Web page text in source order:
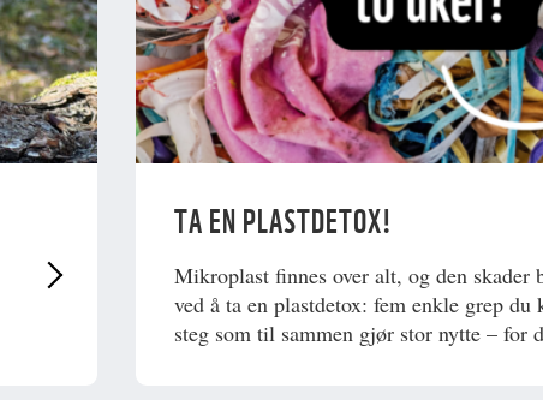
TA EN PLASTDETOX!
Mikroplast finnes over alt, og den skader
ved å ta en plastdetox: fem enkle grep
steg som til sammen gjør stor nytte – for